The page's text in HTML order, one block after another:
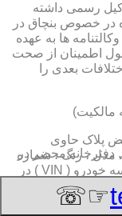
رسمی داشته
در خصوص بنچاق در
ها به عهده
اطمینان از صحت
بعدی را
پلاک حاوی
، رنگ ، شماره
موتور و شاسی ، تیپ و بخصوس شماره شناسه خودرو ( VIN ) در
از مشخصات
انتظامی
دفترخانه,محضر در
☞☏